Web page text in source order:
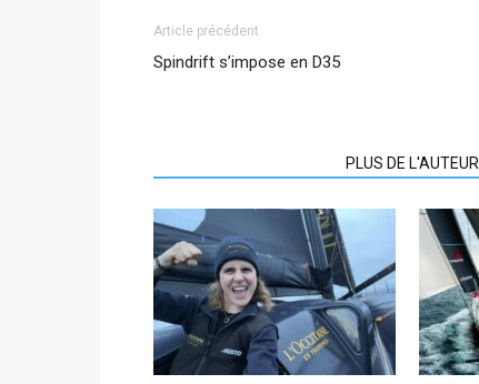
Article précédent
Spindrift s’impose en D35
PLUS DE L'AUTEUR